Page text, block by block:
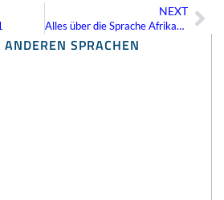
SPRACHEN
NEXT
Alles über die Sprache Afrikaans